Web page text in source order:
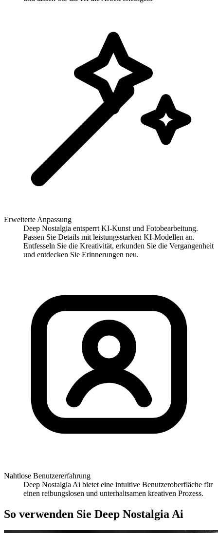
Erweiterte Anpassung
Deep Nostalgia entsperrt KI-Kunst und Fotobearbeitung.
Passen Sie Details mit leistungsstarken KI-Modellen an.
Entfesseln Sie die Kreativität, erkunden Sie die Vergangenheit
und entdecken Sie Erinnerungen neu.
Nahtlose Benutzererfahrung
Deep Nostalgia Ai bietet eine intuitive Benutzeroberfläche für
einen reibungslosen und unterhaltsamen kreativen Prozess.
So verwenden Sie Deep Nostalgia Ai